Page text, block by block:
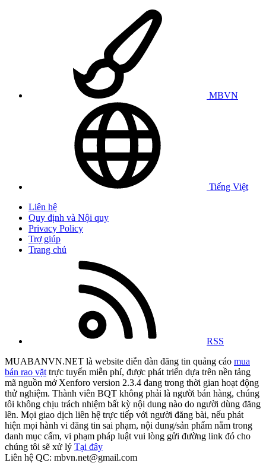
MBVN
Tiếng Việt
Liên hệ
Quy định và Nội quy
Privacy Policy
Trợ giúp
Trang chủ
RSS
MUABANVN.NET là website diễn đàn đăng tin quảng cáo mua
bán rao vặt trực tuyến miễn phí, được phát triển dựa trên nền tảng
mã nguồn mở Xenforo version 2.3.4 đang trong thời gian hoạt động
thử nghiệm. Thành viên BQT không phải là người bán hàng, chúng
tôi không chịu trách nhiệm bất kỳ nội dung nào do người dùng đăng
lên. Mọi giao dịch liên hệ trực tiếp với người đăng bài, nếu phát
hiện mọi hành vi đăng tin sai phạm, nội dung/sản phẩm nằm trong
danh mục cấm, vi phạm pháp luật vui lòng gửi đường link đó cho
chúng tôi sẽ xử lý Tại đây
Liên hệ QC: mbvn.net@gmail.com